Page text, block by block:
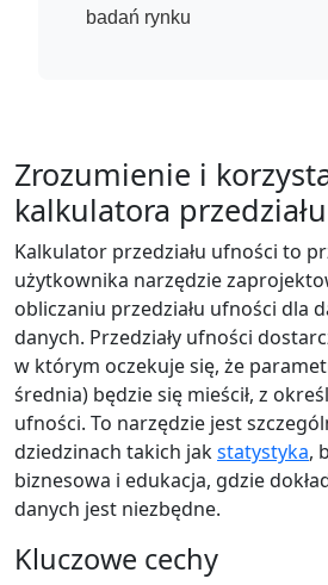
badań rynku
Zrozumienie i
kalkulatora
Kalkulator przedziału ufności to
użytkownika narzędzie
obliczaniu przedziału ufności dla
danych. Przedziały ufności
w którym oczekuje się, że
średnia) będzie się mieścił, z
ufności. To narzędzie jest
dziedzinach takich jakstatystyka,
biznesowa i edukacja, gdzie
danych jest niezbędne.
Kluczowe cechy